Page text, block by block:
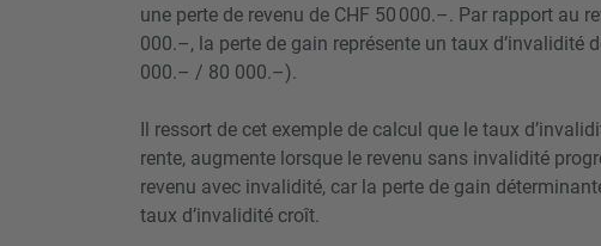
une perte de revenu de CHF 50 000.–. Par rapport au
000.–, la perte de gain représente un taux d’invalidité
000.– / 80 000.–).
Il ressort de cet exemple de calcul que le taux
rente, augmente lorsque le revenu sans invalidité
revenu avec invalidité, car la perte de gain
taux d’invalidité croît.